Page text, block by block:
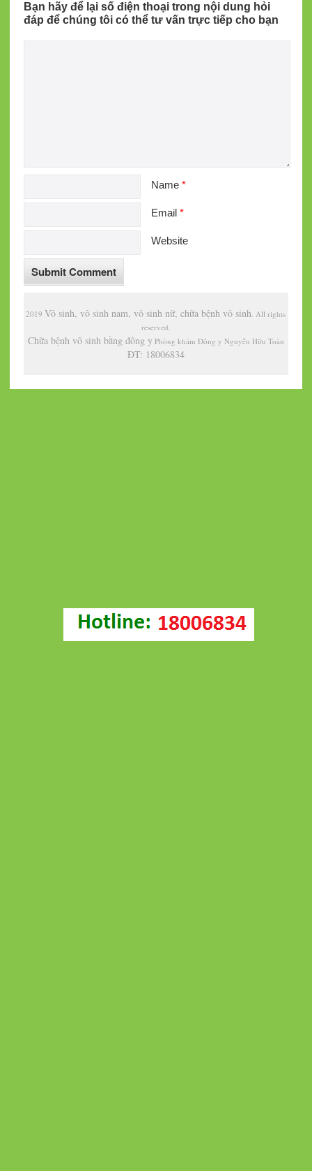
Bạn hãy để lại số điện thoại trong nội dung hỏi
đáp để chúng tôi có thể tư vấn trực tiếp cho bạn
Name *
Email *
Website
2019Vô sinh, vô sinh nam, vô sinh nữ, chữa bệnh vô sinh. All rights
reserved.
Chữa bệnh vô sinh bằng đông yPhòng khám Đông y Nguyễn Hữu Toàn
ĐT: 18006834